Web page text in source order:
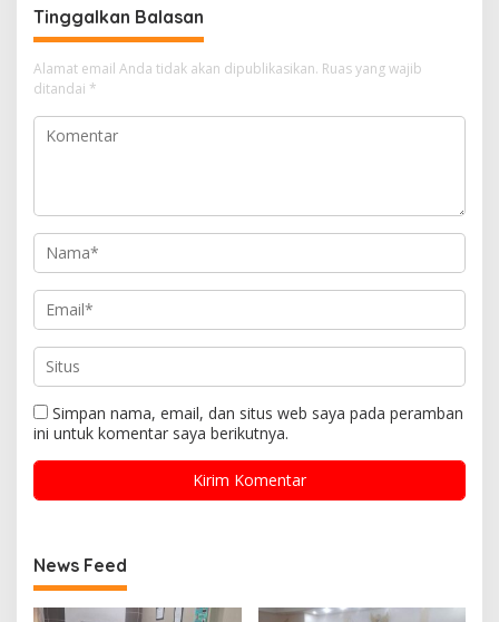
Tinggalkan Balasan
Alamat email Anda tidak akan dipublikasikan. Ruas yang wajib
ditandai *
Simpan nama, email, dan situs web saya pada peramban
ini untuk komentar saya berikutnya.
News Feed